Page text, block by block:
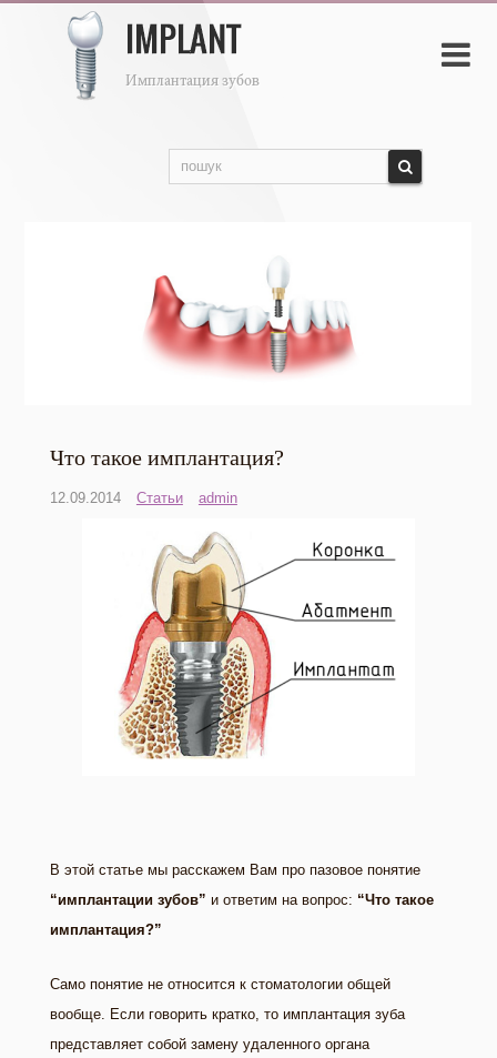

Что такое имплантация?
12.09.2014 Статьи admin
В этой статье мы расскажем Вам про пазовое понятие
“имплантации зубов” и ответим на вопрос: “Что такое
имплантация?”
Само понятие не относится к стоматологии общей
вообще. Если говорить кратко, то имплантация зуба
представляет собой замену удаленного органа